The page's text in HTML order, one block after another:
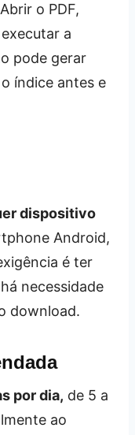
Abrir o PDF,
a
pode gerar
índice antes e
dispositivo
Android,
é ter
necessidade
download.
por dia, de 5 a
ao